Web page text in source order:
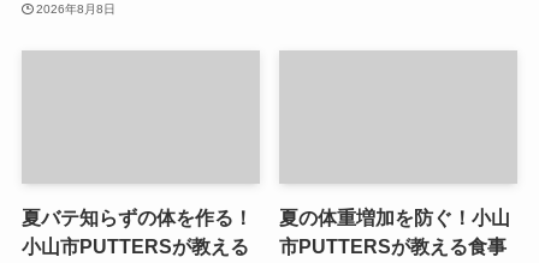
2026年8月8日
夏バテ知らずの体を作る！
小山市PUTTERSが教える
夏の体重増加を防ぐ！小山
市PUTTERSが教える食事